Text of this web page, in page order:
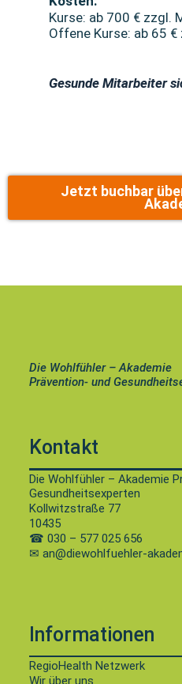
Kurse: ab 700 € zzgl.
Offene Kurse: ab 65
Gesunde Mitarbeiter
Jetzt buchbar
Die Wohlfühler – Akademie
Prävention- und
Kontakt
Die Wohlfühler – Akademie
Gesundheitsexperten
Kollwitzstraße 77
10435
☎ 030 – 577 025 656
✉ an@diewohlfuehler-
Informationen
RegioHealth Netzwerk
Wir über uns